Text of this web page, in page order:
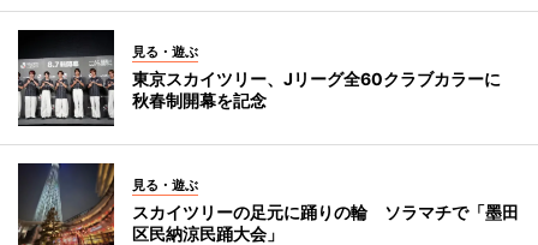
見る・遊ぶ
東京スカイツリー、Jリーグ全60クラブカラーに
秋春制開幕を記念
見る・遊ぶ
スカイツリーの足元に踊りの輪 ソラマチで「墨田
区民納涼民踊大会」